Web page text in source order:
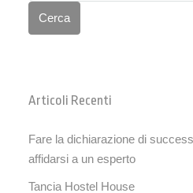
Cerca
Articoli Recenti
Fare la dichiarazione di
affidarsi a un esperto
Tancia Hostel House